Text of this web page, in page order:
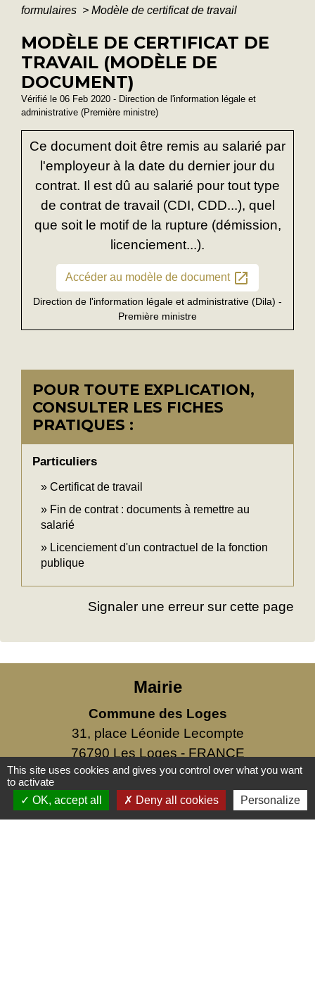
formulaires > Modèle de certificat de travail
MODÈLE DE CERTIFICAT DE
TRAVAIL (MODÈLE DE
DOCUMENT)
Vérifié le 06 Feb 2020 - Direction de l'information légale et
administrative (Première ministre)
Ce document doit être remis au salarié par
l'employeur à la date du dernier jour du
contrat. Il est dû au salarié pour tout type
de contrat de travail (CDI, CDD...), quel
que soit le motif de la rupture (démission,
licenciement...).
Accéder au modèle de document open_in_new
Direction de l'information légale et administrative (Dila) -
Première ministre
POUR TOUTE EXPLICATION,
CONSULTER LES FICHES
PRATIQUES :
Particuliers
Certificat de travail
Fin de contrat : documents à remettre au
salarié
Licenciement d'un contractuel de la fonction
publique
Signaler une erreur sur cette page
Mairie
Commune des Loges
31, place Léonide Lecompte
76790 Les Loges - FRANCE
+33 2 35 27 04 81
This site uses cookies and gives you control over what you want
to activate
OK, accept all
Deny all cookies Personalize